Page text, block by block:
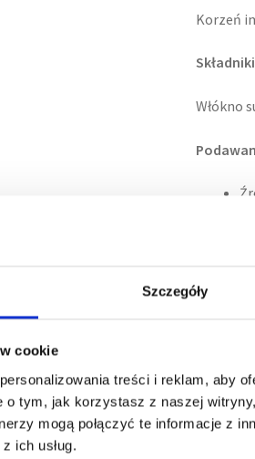
Szczegóły
cookie
treści i reklam, aby
tym, jak korzystasz z naszej
mogą połączyć te informacje z
ich usług.
Korzeń
Włókno
Okres
podawać
Nr partii: